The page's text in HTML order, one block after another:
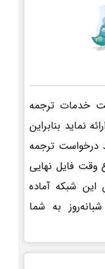
خدمات ترجمه
24 ساعته ارائه نماید بنابراین
درخواست ترجمه
وقت فایل نهایی
این شبکه آماده
به شما